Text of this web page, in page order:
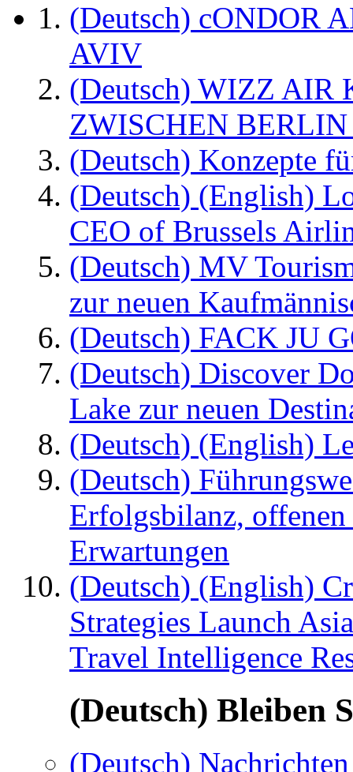
(Deutsch) cONDOR
AVIV
(Deutsch) WIZZ AIR
ZWISCHEN
(Deutsch) Konzepte
(Deutsch) (English)
CEO of Brussels
(Deutsch) MV
zur neuen
(Deutsch) FACK JU
(Deutsch) Discover
Lake zur neuen
(Deutsch) (English)
(Deutsch)
Erfolgsbilanz,
Erwartungen
(Deutsch) (English)
Strategies Launch
Travel Intelligence
(Deutsch) Bleiben
(Deutsch)